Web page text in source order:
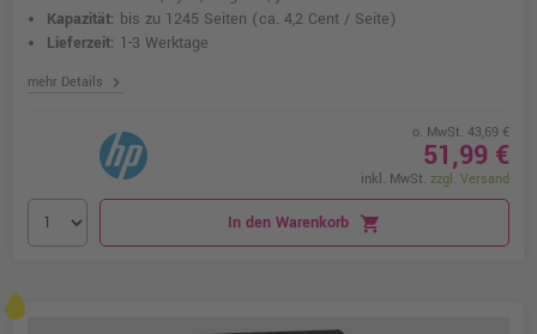
Kapazität: bis zu 1245 Seiten (ca. 4,2 Cent / Seite)
Lieferzeit: 1-3 Werktage
mehr Details chevron_right
o. MwSt. 43,69 €
51,99 €
inkl. MwSt. zzgl. Versand
In den Warenkorb shopping_cart